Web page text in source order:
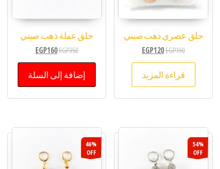
حلق عصري ذهب صيني
EGP190
EGP120
قراءة المزيد
حلق عملة ذهب صيني
EGP350
EGP160
إضافة إلى السلة
54%
OFF
46%
OFF